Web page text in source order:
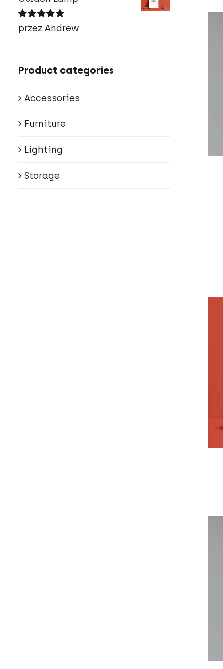
Oceniono5
na 5
przez Andrew
Product categories
Accessories
Furniture
Lighting
Storage